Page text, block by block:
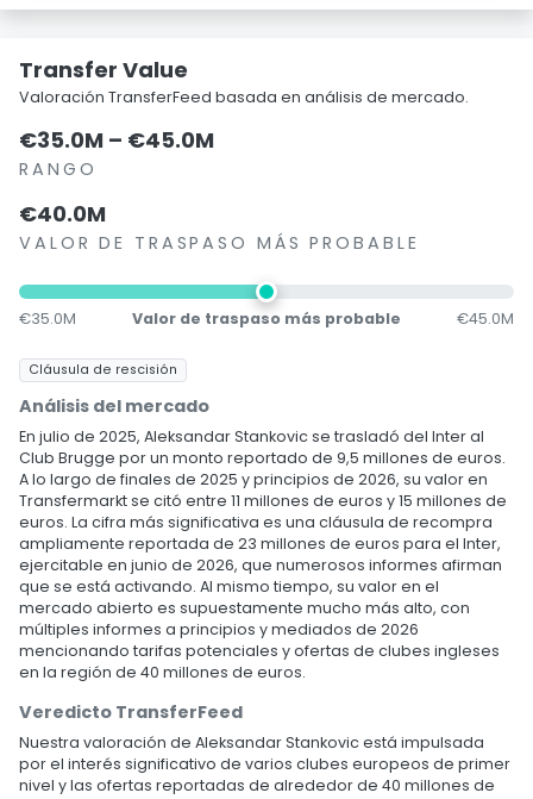
Transfer Value
Valoración TransferFeed basada en análisis de mercado.
€35.0M – €45.0M
RANGO
€40.0M
VALOR DE TRASPASO MÁS PROBABLE
€35.0M Valor de traspaso más probable €45.0M
Cláusula de rescisión
Análisis del mercado
En julio de 2025, Aleksandar Stankovic se trasladó del Inter al
Club Brugge por un monto reportado de 9,5 millones de euros.
A lo largo de finales de 2025 y principios de 2026, su valor en
Transfermarkt se citó entre 11 millones de euros y 15 millones de
euros. La cifra más significativa es una cláusula de recompra
ampliamente reportada de 23 millones de euros para el Inter,
ejercitable en junio de 2026, que numerosos informes afirman
que se está activando. Al mismo tiempo, su valor en el
mercado abierto es supuestamente mucho más alto, con
múltiples informes a principios y mediados de 2026
mencionando tarifas potenciales y ofertas de clubes ingleses
en la región de 40 millones de euros.
Veredicto TransferFeed
Nuestra valoración de Aleksandar Stankovic está impulsada
por el interés significativo de varios clubes europeos de primer
nivel y las ofertas reportadas de alrededor de 40 millones de